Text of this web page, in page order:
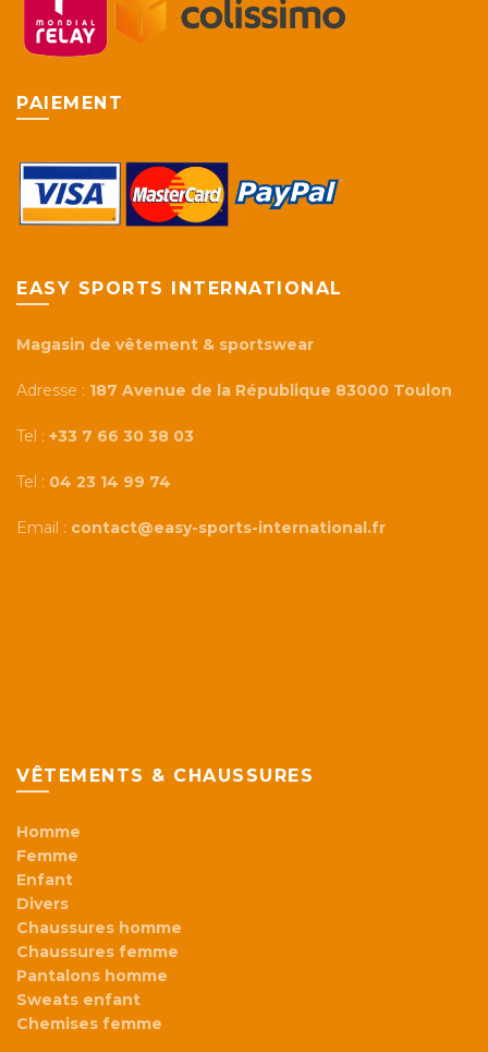
PAIEMENT
EASY SPORTS INTERNATIONAL
Magasin de vêtement & sportswear
Adresse : 187 Avenue de la République 83000 Toulon
Tel : +33 7 66 30 38 03
Tel : 04 23 14 99 74
Email : contact@easy-sports-international.fr
VÊTEMENTS & CHAUSSURES
Homme
Femme
Enfant
Divers
Chaussures homme
Chaussures femme
Pantalons homme
Sweats enfant
Chemises femme